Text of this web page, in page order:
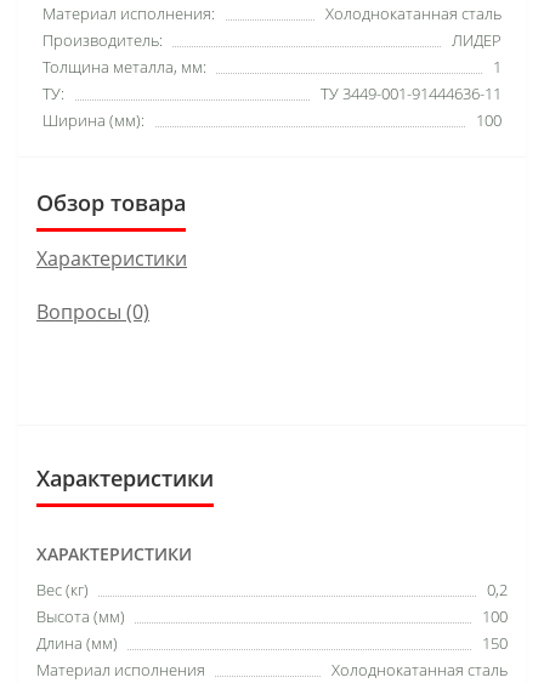
Материал исполнения:
Холоднокатанная сталь
Производитель:
ЛИДЕР
Толщина металла, мм:
1
ТУ:
ТУ 3449-001-91444636-11
Ширина (мм):
100
Обзор товара
Характеристики
Вопросы (0)
Характеристики
ХАРАКТЕРИСТИКИ
Вес (кг)
0,2
Высота (мм)
100
Длина (мм)
150
Материал исполнения
Холоднокатанная сталь